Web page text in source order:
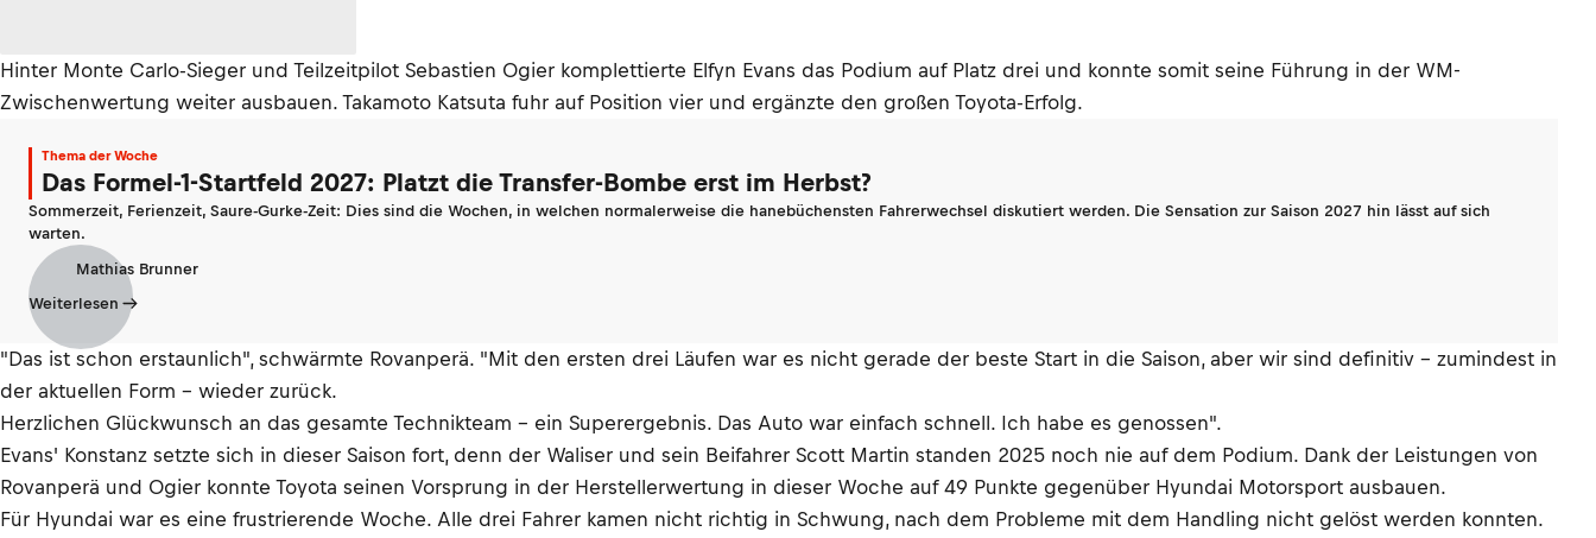
Hinter Monte Carlo-Sieger und Teilzeitpilot Sebastien Ogier komplettierte Elfyn Evans das Podium auf Platz drei und konnte somit seine Führung in der WM-
Zwischenwertung weiter ausbauen. Takamoto Katsuta fuhr auf Position vier und ergänzte den großen Toyota-Erfolg.
Thema der Woche
Das Formel-1-Startfeld 2027: Platzt die Transfer-Bombe erst im Herbst?
Sommerzeit, Ferienzeit, Saure-Gurke-Zeit: Dies sind die Wochen, in welchen normalerweise die hanebüchensten Fahrerwechsel diskutiert werden. Die Sensation zur Saison 2027 hin lässt auf sich
warten.
Mathias Brunner
Weiterlesen
"Das ist schon erstaunlich", schwärmte Rovanperä. "Mit den ersten drei Läufen war es nicht gerade der beste Start in die Saison, aber wir sind definitiv - zumindest in
der aktuellen Form - wieder zurück.
Herzlichen Glückwunsch an das gesamte Technikteam – ein Superergebnis. Das Auto war einfach schnell. Ich habe es genossen".
Evans' Konstanz setzte sich in dieser Saison fort, denn der Waliser und sein Beifahrer Scott Martin standen 2025 noch nie auf dem Podium. Dank der Leistungen von
Rovanperä und Ogier konnte Toyota seinen Vorsprung in der Herstellerwertung in dieser Woche auf 49 Punkte gegenüber Hyundai Motorsport ausbauen.
Für Hyundai war es eine frustrierende Woche. Alle drei Fahrer kamen nicht richtig in Schwung, nach dem Probleme mit dem Handling nicht gelöst werden konnten.